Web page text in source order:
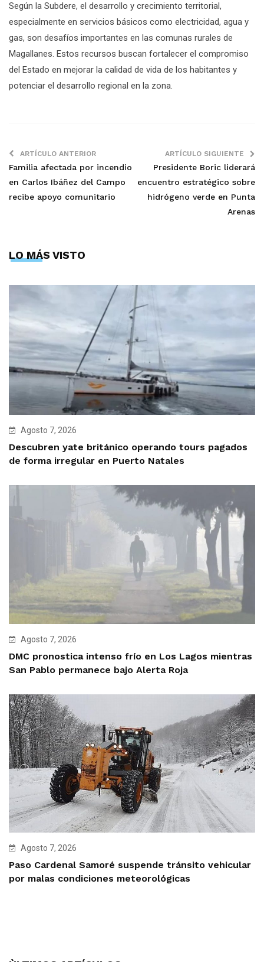
Según la Subdere, el desarrollo y crecimiento territorial,
especialmente en servicios básicos como electricidad, agua y
gas, son desafíos importantes en las comunas rurales de
Magallanes. Estos recursos buscan fortalecer el compromiso
del Estado en mejorar la calidad de vida de los habitantes y
potenciar el desarrollo regional en la zona.
ARTÍCULO ANTERIOR
Familia afectada por incendio
en Carlos Ibáñez del Campo
recibe apoyo comunitario
ARTÍCULO SIGUIENTE
Presidente Boric liderará
encuentro estratégico sobre
hidrógeno verde en Punta
Arenas
LO MÁS VISTO
Agosto 7, 2026
Descubren yate británico operando tours pagados
de forma irregular en Puerto Natales
Agosto 7, 2026
DMC pronostica intenso frío en Los Lagos mientras
San Pablo permanece bajo Alerta Roja
Agosto 7, 2026
Paso Cardenal Samoré suspende tránsito vehicular
por malas condiciones meteorológicas